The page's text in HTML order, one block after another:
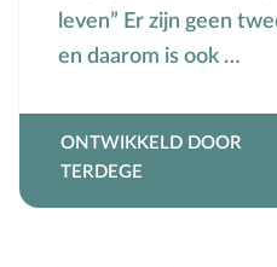
Alle onderwerpen
Baby
Biddag
Bijbelse kernbegrippen
leven” Er zijn geen
en daarom is ook …
ONTWIKKELD DOOR
TERDEGE